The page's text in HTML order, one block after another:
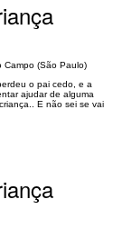
Campo (São Paulo)
o pai cedo, e a
ajudar de alguma
E não sei se vai